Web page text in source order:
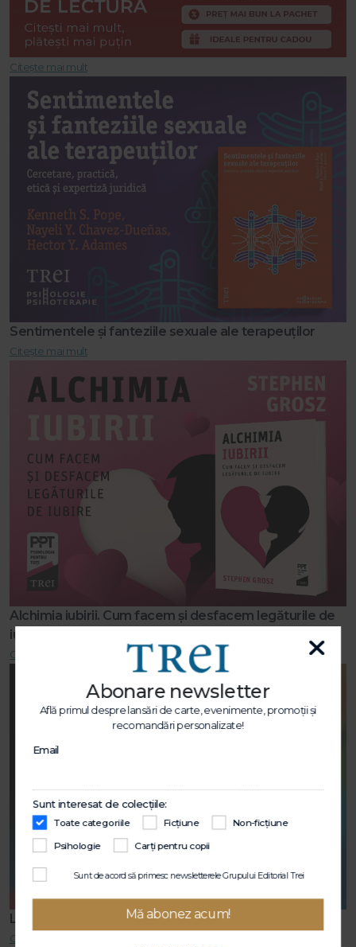
Citește mai mult
Sentimentele și fanteziile sexuale ale terapeuților
Citește mai mult
Alchimia iubirii. Cum facem și desfacem legăturile de
iubire
Citește mai mult
Lecții de viață
Citește mai mult
Abonare newsletter
Află primul despre lansări de carte, evenimente, promoții și
recomandări personalizate!
Email
Sunt interesat de colecțiile:
Toate categoriile Ficțiune
Non-ficțiune
Psihologie
Carți pentru copii
Sunt de acord să primesc newsletterele Grupului Editorial Trei
Mă abonez acum!